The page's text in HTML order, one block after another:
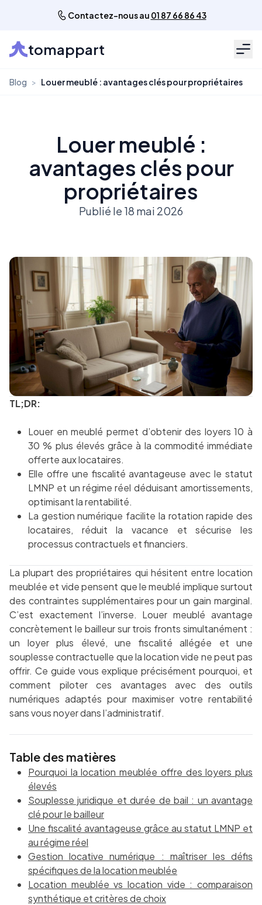
Contactez-nous au 01 87 66 86 43
tomappart
Blog > Louer meublé : avantages clés pour propriétaires
Louer meublé :
avantages clés pour
propriétaires
Publié le 18 mai 2026
TL;DR:
Louer en meublé permet d’obtenir des loyers 10 à
30 % plus élevés grâce à la commodité immédiate
offerte aux locataires.
Elle offre une fiscalité avantageuse avec le statut
LMNP et un régime réel déduisant amortissements,
optimisant la rentabilité.
La gestion numérique facilite la rotation rapide des
locataires, réduit la vacance et sécurise les
processus contractuels et financiers.
La plupart des propriétaires qui hésitent entre location
meublée et vide pensent que le meublé implique surtout
des contraintes supplémentaires pour un gain marginal.
C’est exactement l’inverse. Louer meublé avantage
concrètement le bailleur sur trois fronts simultanément :
un loyer plus élevé, une fiscalité allégée et une
souplesse contractuelle que la location vide ne peut pas
offrir. Ce guide vous explique précisément pourquoi, et
comment piloter ces avantages avec des outils
numériques adaptés pour maximiser votre rentabilité
sans vous noyer dans l’administratif.
Table des matières
Pourquoi la location meublée offre des loyers plus
élevés
Souplesse juridique et durée de bail : un avantage
clé pour le bailleur
Une fiscalité avantageuse grâce au statut LMNP et
au régime réel
Gestion locative numérique : maîtriser les défis
spécifiques de la location meublée
Location meublée vs location vide : comparaison
synthétique et critères de choix